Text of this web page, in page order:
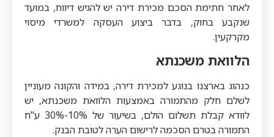
לאחר חתימת הסכם מכירת דירה יש להגיש דיווח, במועד
שנקבע בחוק, בדבר ביצוע העסקה למשרדי מיסוי
מקרקעין.
הלוואת משכנתא
כנהוג בארצנו בנוגע למכירת דירה, במידה והקונה מעוניין
לשלם חלק מהתמורה באמצעות הלוואת משכנתא, יש
לוודא קבלת תשלום הולם, בשיעור של 10%-30% ע"ח
התמורה בטרם הסכמה לרישום הערה לטובת הבנק.